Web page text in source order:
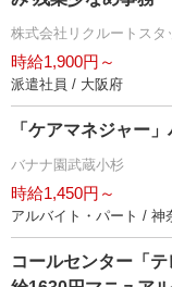
株式会社リクルートスタ
時給1,900円～
派遣社員 / 大阪府
「ケアマネジャー
バナナ園武蔵小杉
時給1,450円～
アルバイト・パート / 神
コールセンター「